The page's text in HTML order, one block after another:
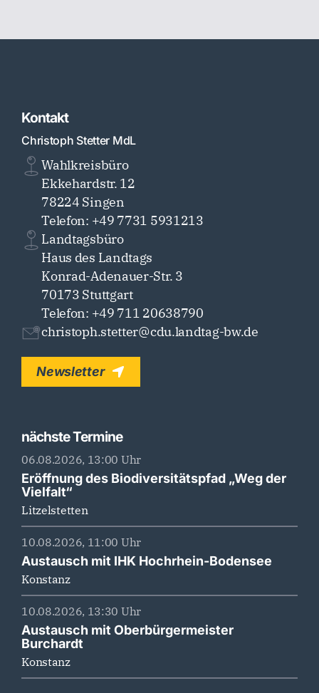
nächste Termine
06.08.2026, 13:00 Uhr
Eröffnung des Biodiversitätspfad „Weg der
Vielfalt“
Litzelstetten
10.08.2026, 11:00 Uhr
Austausch mit IHK Hochrhein-Bodensee
Konstanz
10.08.2026, 13:30 Uhr
Austausch mit Oberbürgermeister
Burchardt
Konstanz
Kontakt
Christoph Stetter MdL
Wahlkreisbüro
Ekkehardstr. 12
78224 Singen
Telefon: +49 7731 5931213
Landtagsbüro
Haus des Landtags
Konrad-Adenauer-Str. 3
70173 Stuttgart
Telefon: +49 711 20638790
christoph.stetter@cdu.landtag-bw.de
Newsletter